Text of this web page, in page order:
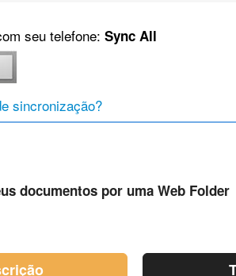
seu telefone:Sync All
sincronização?
documentos por uma Web Folder